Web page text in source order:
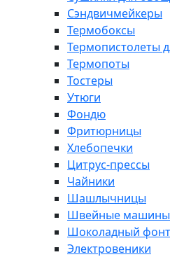
Сэндвичмейкеры
Термобоксы
Термопистолеты
Термопоты
Тостеры
Утюги
Фондю
Фритюрницы
Хлебопечки
Цитрус-прессы
Чайники
Шашлычницы
Швейные машины
Шоколадный
Электровеники